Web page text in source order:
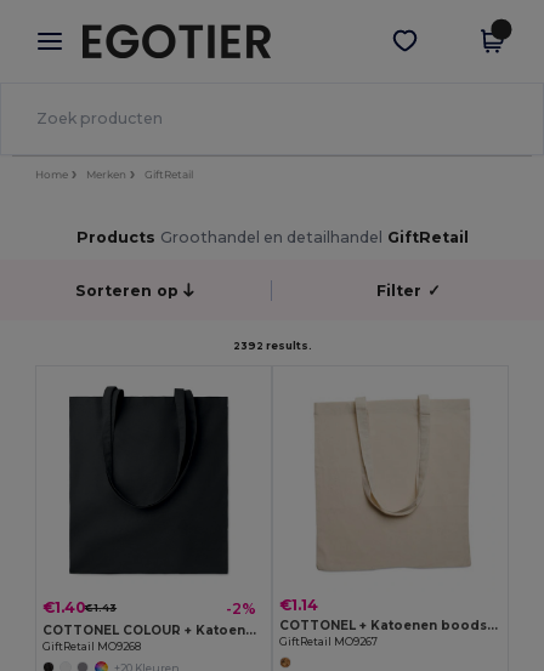
× Egotier-app
Betere prijzen in de app!
Download app
Home Merken GiftRetail
Products Groothandel en detailhandel GiftRetail
Sorteren op Filter ✓
2392 results.
€1.40€1.43 -2%
COTTONEL COLOUR + Katoenen boodschappentas
GiftRetail MO9268
€1.14
COTTONEL + Katoenen boodschappentas
GiftRetail MO9267